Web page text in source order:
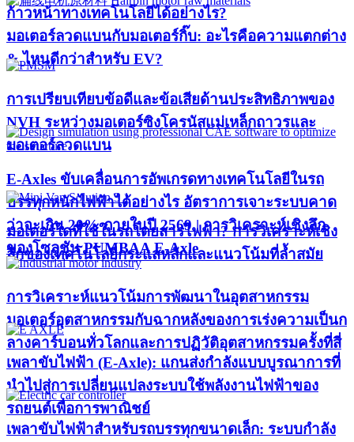
ก้าวหน้าทางเทคโนโลยีได้อย่างไร?​
มอเตอร์ลวดแบนกับมอเตอร์กิ๊บ: อะไรคือความแตกต่าง
& ไหนดีกว่าสำหรับ EV?
การเปรียบเทียบข้อดีและข้อเสียด้านประสิทธิภาพของ
NVH ระหว่างมอเตอร์ซิงโครนัสแม่เหล็กถาวรและ
มอเตอร์ลวดแบน
E-Axles ขับเคลื่อนการอัพเกรดทางเทคโนโลยีในรถ
บรรทุกหนักไฟฟ้าได้อย่างไร อัตราการเจาะระบบคาด
ว่าจะเกิน 20% ภายในปี 2569 | การวิเคราะห์เชิงลึก
ของโซลูชัน PUMBAA E-Axle
มอเตอร์ใดที่ใช้ในรถโดยสารไฟฟ้า? การวิเคราะห์เชิง
ลึกของเทคโนโลยีกระแสหลักและแนวโน้มที่ล้ำสมัย
การวิเคราะห์แนวโน้มการพัฒนาในอุตสาหกรรม
มอเตอร์อุตสาหกรรมกับฉากหลังของการเร่งความเป็นก
ลางคาร์บอนทั่วโลกและการปฏิวัติอุตสาหกรรมครั้งที่สี่
เพลาขับไฟฟ้า (E-Axle): แกนส่งกำลังแบบบูรณาการที่
นำไปสู่การเปลี่ยนแปลงระบบใช้พลังงานไฟฟ้าของ
รถยนต์เพื่อการพาณิชย์
เพลาขับไฟฟ้าสำหรับรถบรรทุกขนาดเล็ก: ระบบกำลัง